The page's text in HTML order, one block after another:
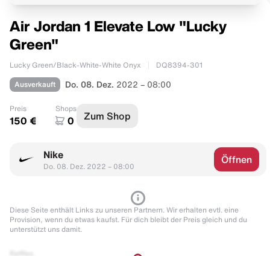
Air Jordan 1 Elevate Low "Lucky
Green"
Lucky Green/Black-White-White Onyx DQ8394-301
Ausverkauft Do. 08. Dez. 2022 – 08:00
Preis
150 €
Shops
0 Zum Shop
Nike
Do. 08. Dez. 2022 – 08:00
Öffnen
Diese Seite enthält Links zu unseren Partnern. Wir erhalten evtl. eine
Provision, wenn du etwas kaufst. Für dich bleibt der Preis gleich und du
unterstützt uns damit.